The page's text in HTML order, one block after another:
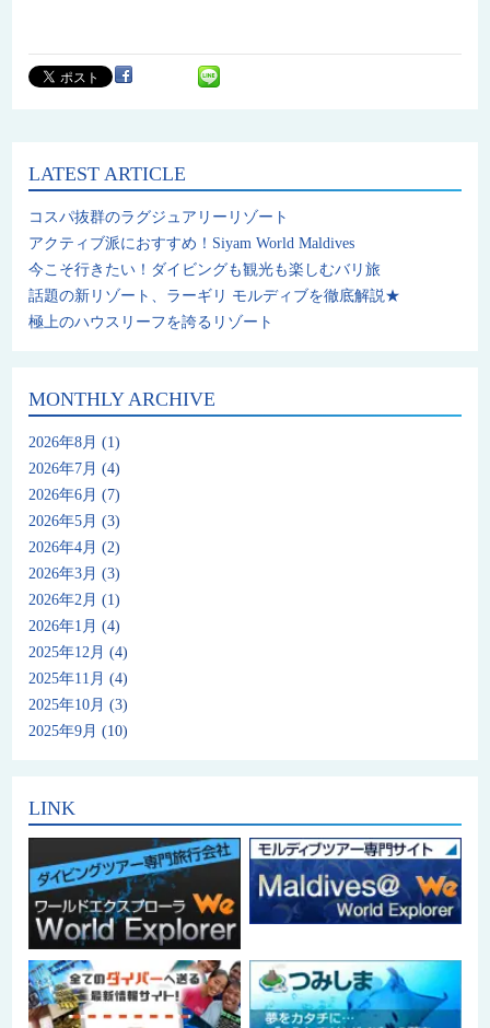
LATEST ARTICLE
コスパ抜群のラグジュアリーリゾート
アクティブ派におすすめ！Siyam World Maldives
今こそ行きたい！ダイビングも観光も楽しむバリ旅
話題の新リゾート、ラーギリ モルディブを徹底解説★
極上のハウスリーフを誇るリゾート
MONTHLY ARCHIVE
2026年8月 (1)
2026年7月 (4)
2026年6月 (7)
2026年5月 (3)
2026年4月 (2)
2026年3月 (3)
2026年2月 (1)
2026年1月 (4)
2025年12月 (4)
2025年11月 (4)
2025年10月 (3)
2025年9月 (10)
LINK